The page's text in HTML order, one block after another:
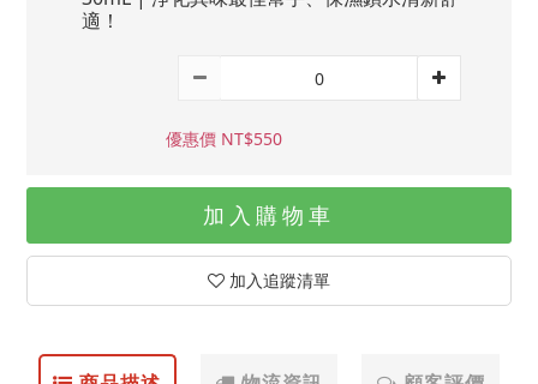
適！
優惠價 NT$550
加入購物車
加入追蹤清單